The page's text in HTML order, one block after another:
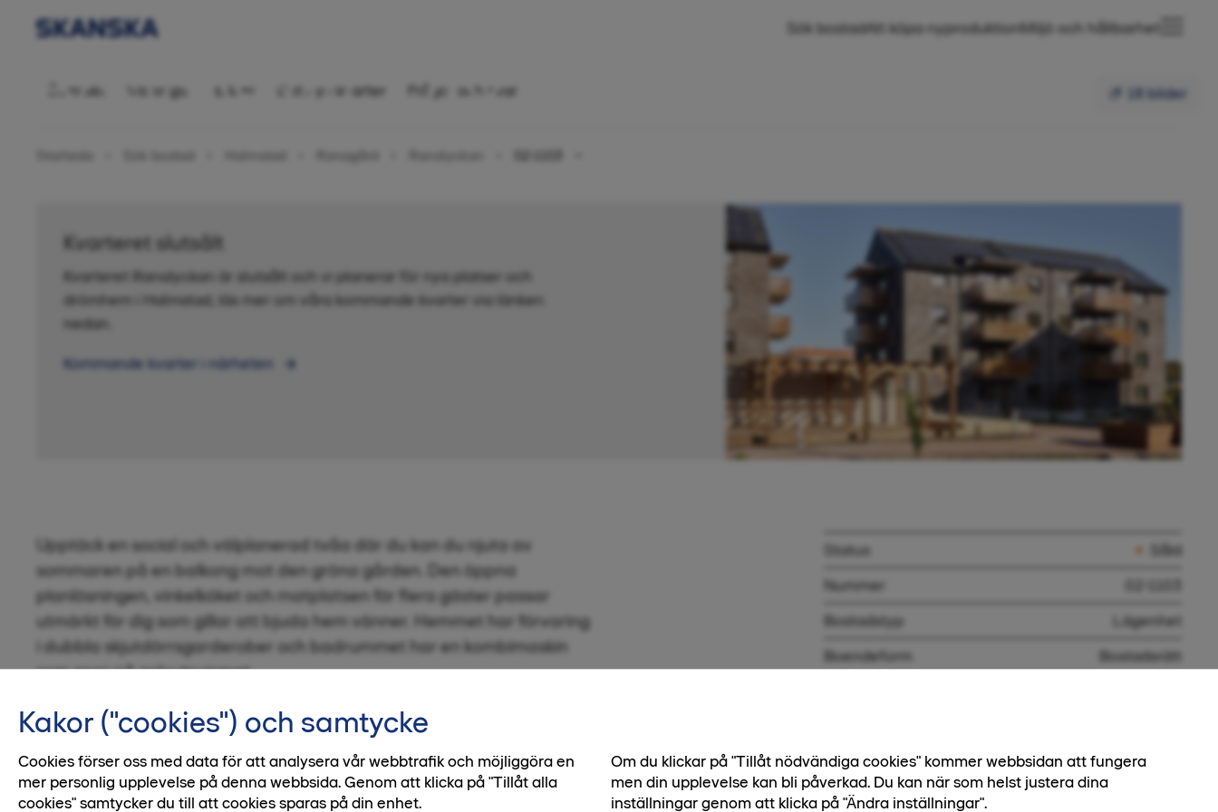
Sök bostadAtt köpa nyproduktionMiljö och hållbarhet
18 bilder
Bostadsrätt 2 rok, 47,5 kvm
Översikt Visningar Bilder Ditt nya kvarter Frågor och svar
Kvarteret slutsålt
Kvarteret Ranalyckan är slutsålt och vi planerar för nya platser och
drömhem i Halmstad, läs mer om våra kommande kvarter via länken
nedan.
Kommande kvarter i närheten
Upptäck en social och välplanerad tvåa där du kan du njuta av
sommaren på en balkong mot den gröna gården. Den öppna
planlösningen, vinkelköket och matplatsen för flera gäster passar
utmärkt för dig som gillar att bjuda hem vänner. Hemmet har förvaring
i dubbla skjutdörrsgarderober och badrummet har en kombimaskin
som spar på golvutrymmet.
1 / 2
Status
Såld
Nummer
Bostadstyp
Lägenhet
Boendeform
Bostadsrätt
Våningsplan
2 av 4
Säljstart
Kakor ("cookies") och samtycke
Cookies förser oss med data för att analysera vår webbtrafik och möjliggöra en
mer personlig upplevelse på denna webbsida. Genom att klicka på "Tillåt alla
cookies" samtycker du till att cookies sparas på din enhet.
Om du klickar på "Tillåt nödvändiga cookies" kommer webbsidan att fungera
men din upplevelse kan bli påverkad. Du kan när som helst justera dina
inställningar genom att klicka på "Ändra inställningar".